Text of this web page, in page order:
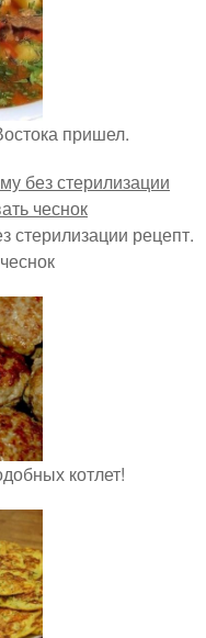
пришел.
стерилизации рецепт.
котлет!